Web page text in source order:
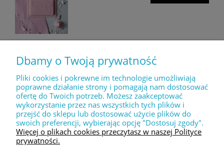
Dekoracyjny stempel XL " Danke "
30,00 zł
Cena netto:24,39 zł
do koszyka
Dbamy o Twoją prywatność
Pliki cookies i pokrewne im technologie umożliwiają
poprawne działanie strony i pomagają nam dostosować
ofertę do Twoich potrzeb. Możesz zaakceptować
wykorzystanie przez nas wszystkich tych plików i
przejść do sklepu lub dostosować użycie plików do
swoich preferencji, wybierając opcję "Dostosuj zgody".
Więcej o plikach cookies przeczytasz w naszej Polityce
prywatności.